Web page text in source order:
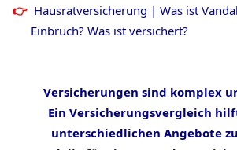
Hausratversicherung | Was ist
Einbruch? Was ist versichert?
Versicherungen sind komplex
Ein Versicherungsvergleich
unterschiedlichen Angebote